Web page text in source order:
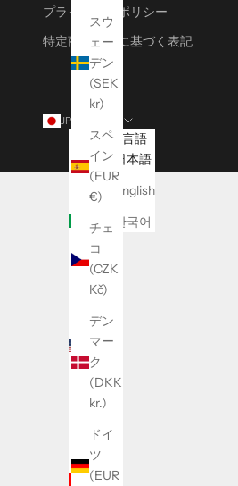
スウ
ェー
デン
(SEK
kr)
スペ
イン
(EUR
€)
チェ
コ
(CZK
Kč)
デン
マー
ク
(DKK
kr.)
ドイ
ツ
(EUR
プライバシーポリシー
特定商取引法に基づく表記
JPY ¥
国/地
域
アイ
ルラ
ンド
(EUR
€)
アメ
リカ
合衆
国
(USD
$)
アラ
ブ首
長国
日本語
言語
日本語
English
한국어